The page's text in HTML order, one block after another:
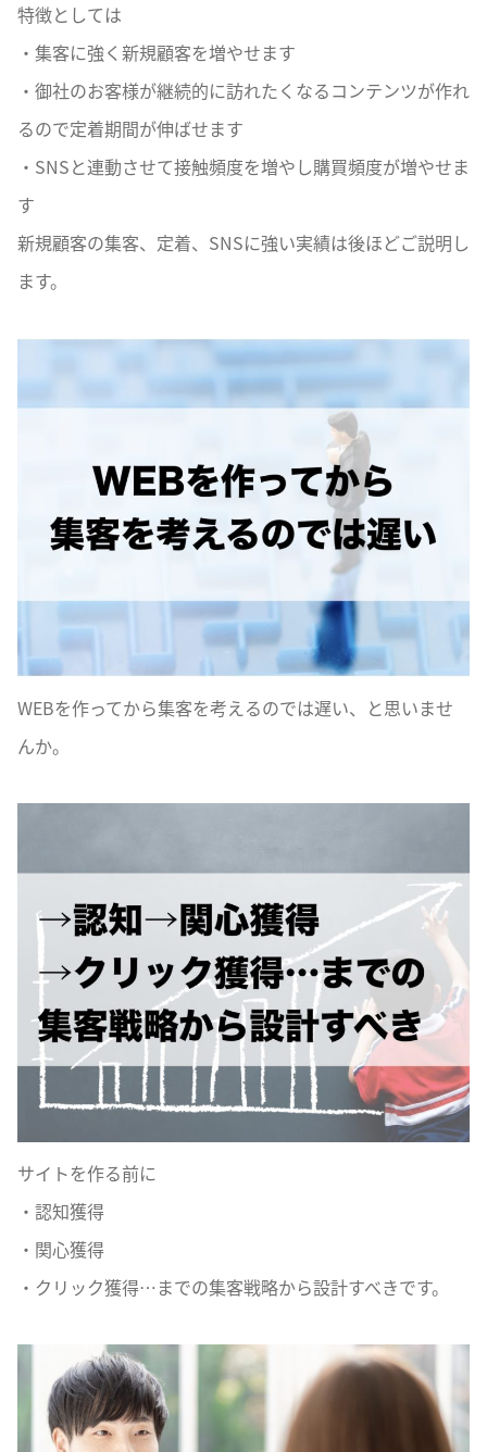
特徴としては
・集客に強く新規顧客を増やせます
・御社のお客様が継続的に訪れたくなるコンテンツが作れ
るので定着期間が伸ばせます
・SNSと連動させて接触頻度を増やし購買頻度が増やせま
す
新規顧客の集客、定着、SNSに強い実績は後ほどご説明し
ます。
WEBを作ってから集客を考えるのでは遅い、と思いませ
んか。
サイトを作る前に
・認知獲得
・関心獲得
・クリック獲得…までの集客戦略から設計すべきです。